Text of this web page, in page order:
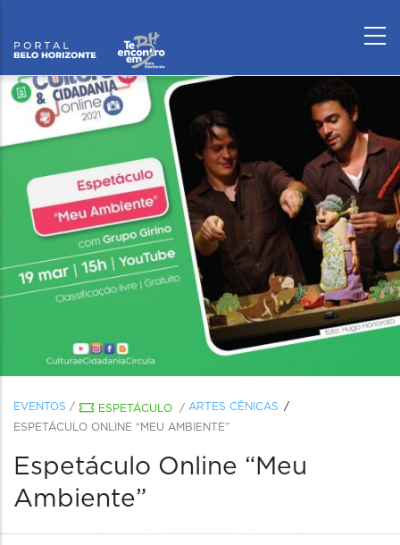
EVENTOS / ESPETÁCULO / ARTES CÊNICAS
ESPETÁCULO ONLINE “MEU AMBIENTE”
Espetáculo Online “Meu
Ambiente”